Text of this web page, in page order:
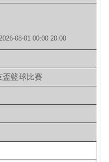
08-01 00:00 20:00
盃籃球比賽